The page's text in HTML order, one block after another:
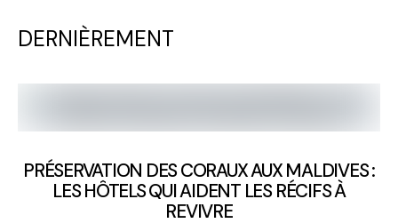
DERNIÈREMENT
PRÉSERVATION DES CORAUX AUX MALDIVES :
LES HÔTELS QUI AIDENT LES RÉCIFS À
REVIVRE